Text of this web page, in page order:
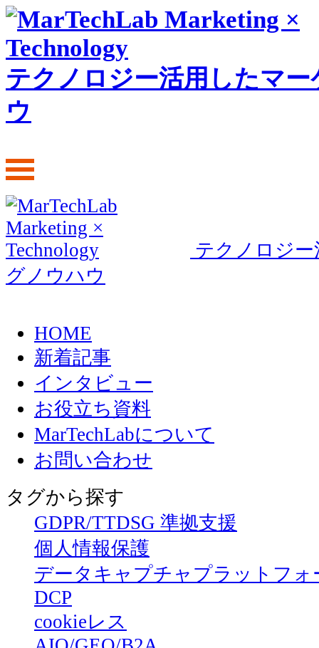
テクノロジー活用したマ
ウ
テクノロジ
グノウハウ
HOME
新着記事
インタビュー
お役立ち資料
MarTechLabについて
お問い合わせ
タグから探す
GDPR/TTDSG 準拠支援
個人情報保護
データキャプチャプラットフォ
DCP
cookieレス